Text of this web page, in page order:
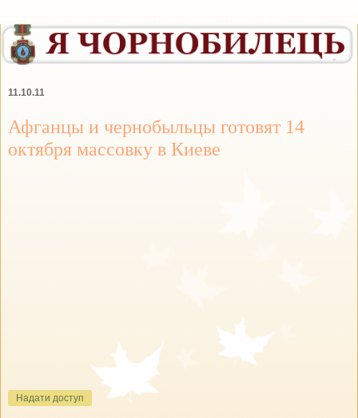
11.10.11
Афганцы и чернобыльцы готовят 14
октября массовку в Киеве
Надати доступ